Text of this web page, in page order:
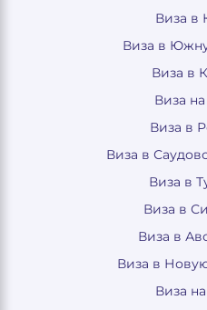
Виза в
Виза в
Виза в
Виза
Виза в
Виза в
Виза в
Виза в
Виза в
Виза в
Виза